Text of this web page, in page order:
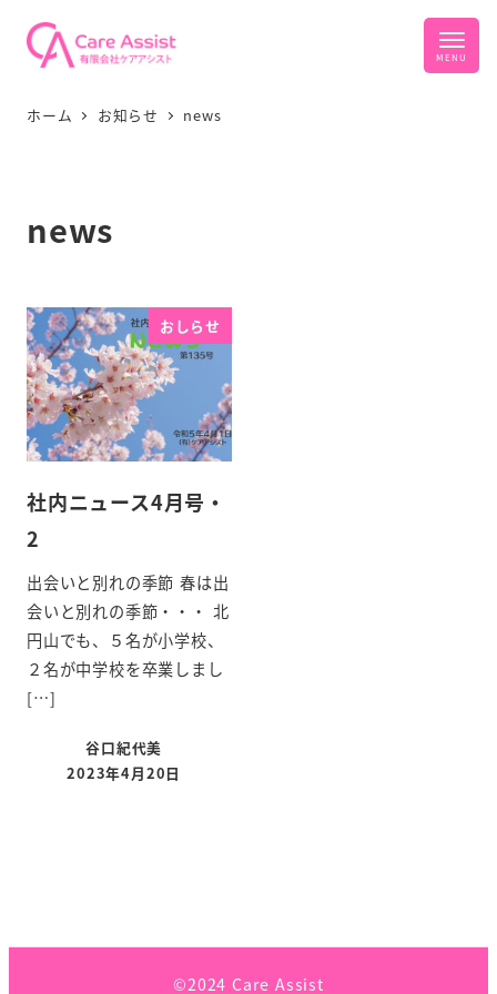
ホーム お知らせ news
news
おしらせ
社内ニュース4月号・
2
出会いと別れの季節 春は出
会いと別れの季節・・・ 北
円山でも、５名が小学校、
２名が中学校を卒業しまし
[…]
谷口紀代美
2023年4月20日
©2024 Care Assist